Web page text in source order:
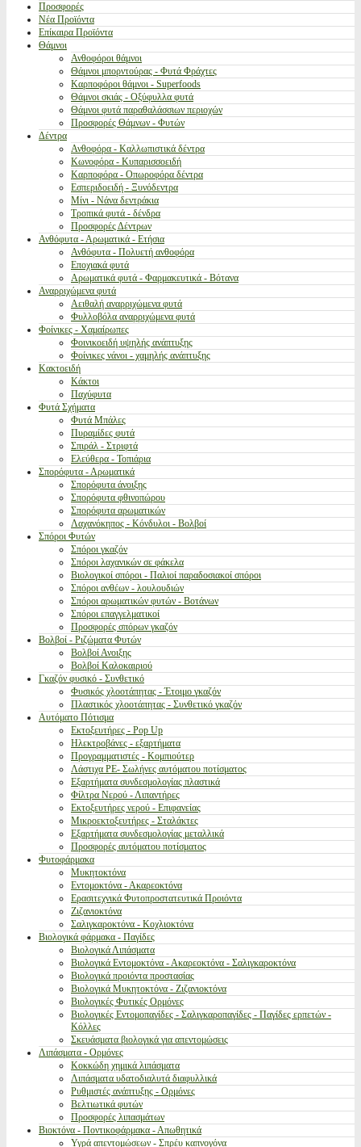
Προσφορές
Νέα Προϊόντα
Επίκαιρα Προϊόντα
Θάμνοι
Ανθοφόροι θάμνοι
Θάμνοι μπορντούρας - Φυτά Φράχτες
Καρποφόροι θάμνοι - Superfoods
Θάμνοι σκιάς - Οξύφυλλα φυτά
Θάμνοι φυτά παραθαλάσσιων περιοχών
Προσφορές Θάμνων - Φυτών
Δέντρα
Ανθοφόρα - Καλλωπιστικά δέντρα
Κωνοφόρα - Κυπαρισσοειδή
Καρποφόρα - Οπωροφόρα δέντρα
Εσπεριδοειδή - Ξυνόδεντρα
Μίνι - Νάνα δεντράκια
Τροπικά φυτά - δένδρα
Προσφορές Δέντρων
Ανθόφυτα - Αρωματικά - Ετήσια
Ανθόφυτα - Πολυετή ανθοφόρα
Εποχιακά φυτά
Αρωματικά φυτά - Φαρμακευτικά - Βότανα
Αναρριχώμενα φυτά
Αειθαλή αναρριχώμενα φυτά
Φυλλοβόλα αναρριχώμενα φυτά
Φοίνικες - Χαμαίρωπες
Φοινικοειδή υψηλής ανάπτυξης
Φοίνικες νάνοι - χαμηλής ανάπτυξης
Κακτοειδή
Κάκτοι
Παχύφυτα
Φυτά Σχήματα
Φυτά Μπάλες
Πυραμίδες φυτά
Σπιράλ - Στριφτά
Ελεύθερα - Τοπιάρια
Σπορόφυτα - Αρωματικά
Σπορόφυτα άνοιξης
Σπορόφυτα φθινοπώρου
Σπορόφυτα αρωματικών
Λαχανόκηπος - Κόνδυλοι - Βολβοί
Σπόροι Φυτών
Σπόροι γκαζόν
Σπόροι λαχανικών σε φάκελα
Βιολογικοί σπόροι - Παλιοί παραδοσιακοί σπόροι
Σπόροι ανθέων - λουλουδιών
Σπόροι αρωματικών φυτών - Βοτάνων
Σπόροι επαγγελματικοί
Προσφορές σπόρων γκαζόν
Βολβοί - Ριζώματα Φυτών
Βολβοί Ανοιξης
Βολβοί Καλοκαιριού
Γκαζόν φυσικό - Συνθετικό
Φυσικός χλοοτάπητας - Έτοιμο γκαζόν
Πλαστικός χλοοτάπητας - Συνθετικό γκαζόν
Αυτόματο Πότισμα
Εκτοξευτήρες - Pop Up
Ηλεκτροβάνες - εξαρτήματα
Προγραμματιστές - Κομπιούτερ
Λάστιχα PE- Σωλήνες αυτόματου ποτίσματος
Εξαρτήματα συνδεσμολογίας πλαστικά
Φίλτρα Νερού - Λιπαντήρες
Εκτοξευτήρες νερού - Επιφανείας
Μικροεκτοξευτήρες - Σταλάκτες
Εξαρτήματα συνδεσμολογίας μεταλλικά
Προσφορές αυτόματου ποτίσματος
Φυτοφάρμακα
Μυκητοκτόνα
Εντομοκτόνα - Ακαρεοκτόνα
Ερασιτεχνικά Φυτοπροστατευτικά Προιόντα
Ζιζανιοκτόνα
Σαλιγκαροκτόνα - Κοχλιοκτόνα
Βιολογικά φάρμακα - Παγίδες
Βιολογικά Λιπάσματα
Βιολογικά Εντομοκτόνα - Ακαρεοκτόνα - Σαλιγκαροκτόνα
Βιολογικά προιόντα προστασίας
Βιολογικά Μυκητοκτόνα - Ζιζανιοκτόνα
Βιολογικές Φυτικές Ορμόνες
Βιολογικές Εντομοπαγίδες - Σαλιγκαροπαγίδες - Παγίδες ερπετών -
Κόλλες
Σκευάσματα βιολογικά για απεντομώσεις
Λιπάσματα - Ορμόνες
Κοκκώδη χημικά λιπάσματα
Λιπάσματα υδατοδιαλυτά διαφυλλικά
Ρυθμιστές ανάπτυξης - Ορμόνες
Βελτιωτικά φυτών
Προσφορές λιπασμάτων
Βιοκτόνα - Ποντικοφάρμακα - Απωθητικά
Υγρά απεντομώσεων - Σπρέυ καπνογόνα